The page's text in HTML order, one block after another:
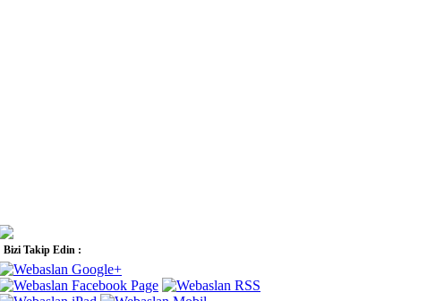
Bizi Takip Edin :